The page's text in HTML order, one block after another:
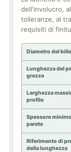
dell'involucro,
tolleranze, al
requisiti di
Diametro del
Lunghezza del
grezzo
Larghezza
profilo
Spessore
parete
Riferimento di
della lunghezza